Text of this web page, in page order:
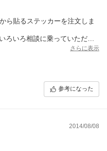
ら貼るステッカーを注文しま
ろいろ相談に乗っていただ
が、商品と一緒に送っていた
ことが出来ました。
さらに表示
参考になった
2014/08/08